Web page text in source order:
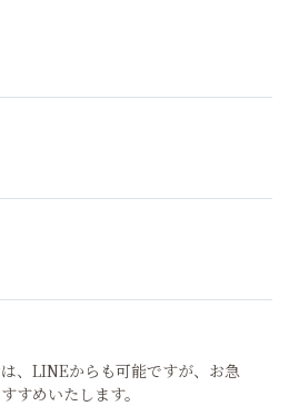
、LINEからも可能ですが、お急
すめいたします。